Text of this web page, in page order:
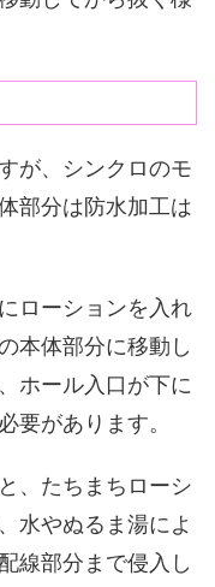
が、シンクロのモ
部分は防水加工は
ローションを入れ
本体部分に移動し
ホール入口が下に
要があります。
、たちまちローシ
水やぬるま湯によ
線部分まで侵入し